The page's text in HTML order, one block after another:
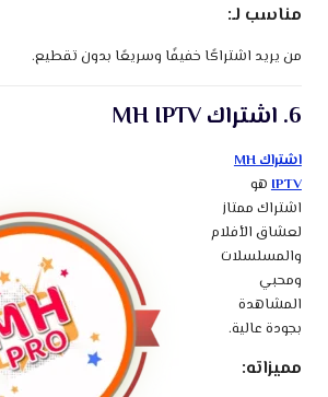
مناسب لـ:
من يريد اشتراكًا خفيفًا وسريعًا بدون تقطيع.
6. اشتراك MH IPTV
اشتراك MH
IPTV هو
اشتراك ممتاز
لعشاق الأفلام
والمسلسلات
ومحبي
المشاهدة
بجودة عالية.
مميزاته: